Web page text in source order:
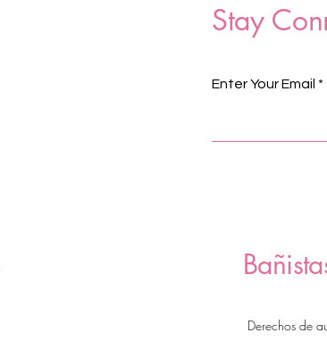
Stay
Enter Your Email
Derechos de